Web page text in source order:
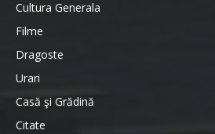
Cultura Generala
Filme
Dragoste
Urari
Casă şi Grădină
Citate